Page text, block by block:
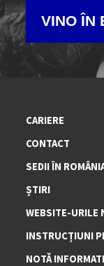
VINO ÎN
CARIERE
CONTACT
SEDII ÎN
ȘTIRI
WEBSITE-URILE
INSTRUCȚIUNI
NOTĂ